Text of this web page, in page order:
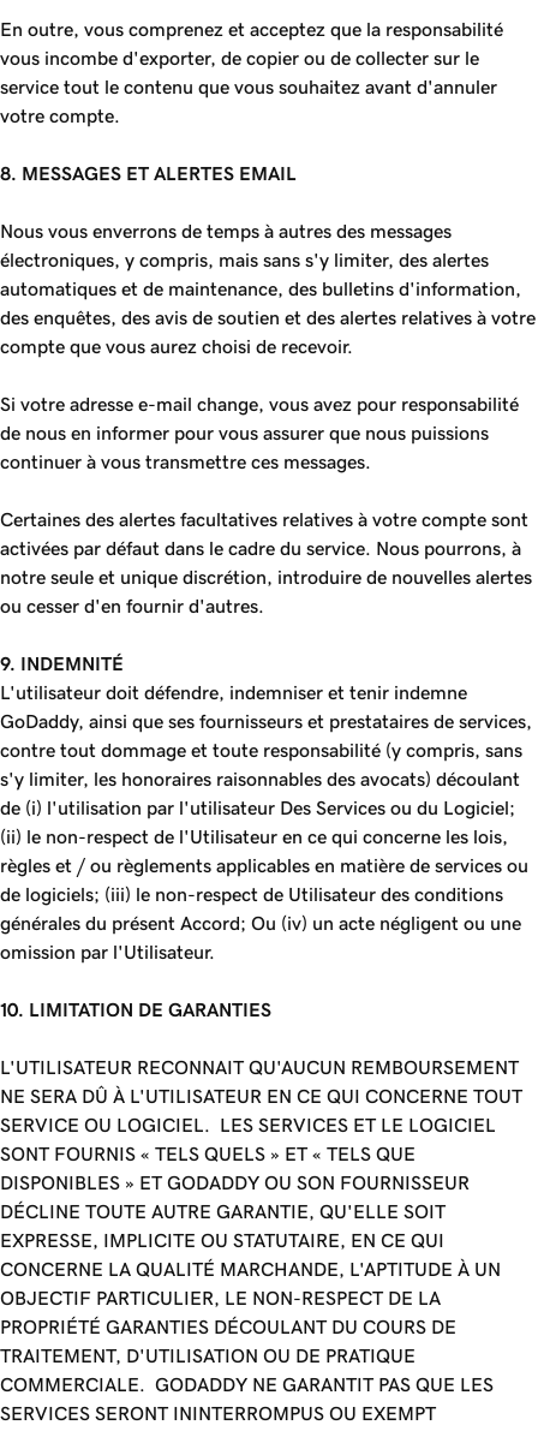
En outre, vous comprenez et acceptez que la responsabilité
vous incombe d'exporter, de copier ou de collecter sur le
service tout le contenu que vous souhaitez avant d'annuler
votre compte.
8. MESSAGES ET ALERTES EMAIL
Nous vous enverrons de temps à autres des messages
électroniques, y compris, mais sans s'y limiter, des alertes
automatiques et de maintenance, des bulletins d'information,
des enquêtes, des avis de soutien et des alertes relatives à votre
compte que vous aurez choisi de recevoir.
Si votre adresse e-mail change, vous avez pour responsabilité
de nous en informer pour vous assurer que nous puissions
continuer à vous transmettre ces messages.
Certaines des alertes facultatives relatives à votre compte sont
activées par défaut dans le cadre du service. Nous pourrons, à
notre seule et unique discrétion, introduire de nouvelles alertes
ou cesser d'en fournir d'autres.
9. INDEMNITÉ
L'utilisateur doit défendre, indemniser et tenir indemne
GoDaddy, ainsi que ses fournisseurs et prestataires de services,
contre tout dommage et toute responsabilité (y compris, sans
s'y limiter, les honoraires raisonnables des avocats) découlant
de (i) l'utilisation par l'utilisateur Des Services ou du Logiciel;
(ii) le non-respect de l'Utilisateur en ce qui concerne les lois,
règles et / ou règlements applicables en matière de services ou
de logiciels; (iii) le non-respect de Utilisateur des conditions
générales du présent Accord; Ou (iv) un acte négligent ou une
omission par l'Utilisateur.
10. LIMITATION DE GARANTIES
L'UTILISATEUR RECONNAIT QU'AUCUN REMBOURSEMENT
NE SERA DÛ À L'UTILISATEUR EN CE QUI CONCERNE TOUT
SERVICE OU LOGICIEL. LES SERVICES ET LE LOGICIEL
SONT FOURNIS « TELS QUELS » ET « TELS QUE
DISPONIBLES » ET GODADDY OU SON FOURNISSEUR
DÉCLINE TOUTE AUTRE GARANTIE, QU'ELLE SOIT
EXPRESSE, IMPLICITE OU STATUTAIRE, EN CE QUI
CONCERNE LA QUALITÉ MARCHANDE, L'APTITUDE À UN
OBJECTIF PARTICULIER, LE NON-RESPECT DE LA
PROPRIÉTÉ GARANTIES DÉCOULANT DU COURS DE
TRAITEMENT, D'UTILISATION OU DE PRATIQUE
COMMERCIALE. GODADDY NE GARANTIT PAS QUE LES
SERVICES SERONT ININTERROMPUS OU EXEMPT